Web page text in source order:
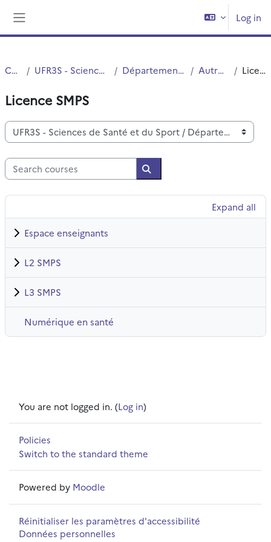
Log in
Courses UFR3S - Sciences de Santé et du Sport Département UFR3S - Pharmacie Autres Diplômes Licence SMPS
Licence SMPS
Course categories
Search courses
Search courses
Expand all
Espace enseignants
L2 SMPS
L3 SMPS
Numérique en santé
You are not logged in. (Log in)
Policies
Switch to the standard theme
Powered by Moodle
Réinitialiser les paramètres d'accessibilité
Données personnelles